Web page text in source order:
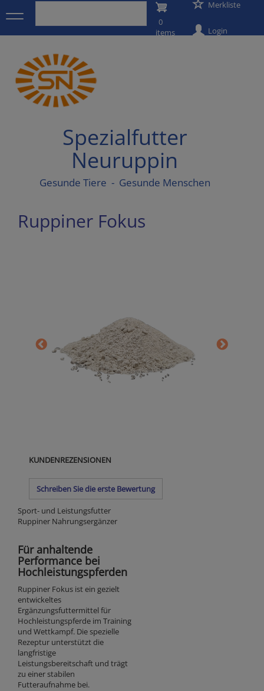
zum
User
account
Merkliste
Login
0
items
Spezialfutter
Neuruppin
Gesunde Tiere - Gesunde Menschen
Ruppiner Fokus
KUNDENREZENSIONEN
Schreiben Sie die erste Bewertung
Sport- und Leistungsfutter
Ruppiner Nahrungsergänzer
Für anhaltende
Performance bei
Hochleistungspferden
Ruppiner Fokus ist ein gezielt
entwickeltes
Ergänzungsfuttermittel für
Hochleistungspferde im Training
und Wettkampf. Die spezielle
Rezeptur unterstützt die
langfristige
Leistungsbereitschaft und trägt
zu einer stabilen
Futteraufnahme bei.